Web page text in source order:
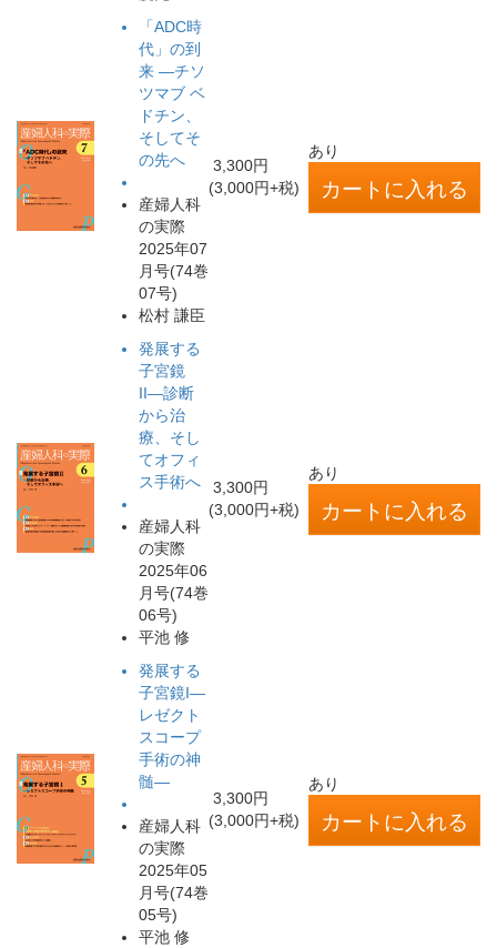
「ADC時
代」の到
来 ―チソ
ツマブ ベ
ドチン、
そしてそ
の先へ
産婦人科
の実際
2025年07
月号(74巻
07号)
松村 謙臣
3,300円
(3,000円+税)
あり
発展する
子宮鏡
II―診断
から治
療、そし
てオフィ
ス手術へ
産婦人科
の実際
2025年06
月号(74巻
06号)
平池 修
3,300円
(3,000円+税)
あり
発展する
子宮鏡I―
レゼクト
スコープ
手術の神
髄―
産婦人科
の実際
2025年05
月号(74巻
05号)
平池 修
3,300円
(3,000円+税)
あり